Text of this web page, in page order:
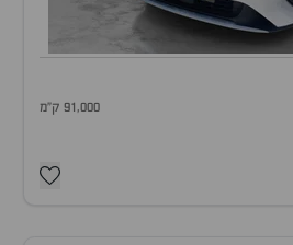
91,000 ק"מ